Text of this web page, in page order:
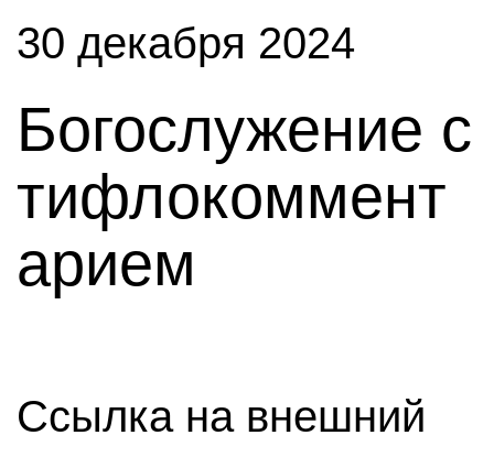
30 декабря 2024
Богослужение с
тифлокоммент
арием
Ссылка на внешний